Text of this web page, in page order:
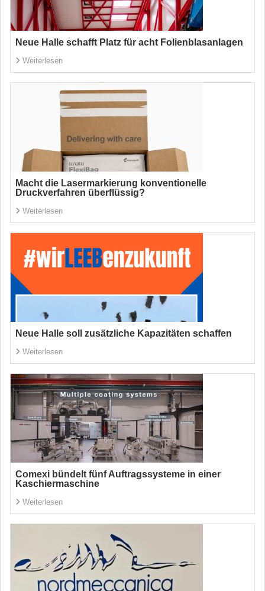
Neue Halle schafft Platz für acht Folienblasanlagen
Weiterlesen
Macht die Lasermarkierung konventionelle
Druckverfahren überflüssig?
Weiterlesen
Neue Halle soll zusätzliche Kapazitäten schaffen
Weiterlesen
Comexi bündelt fünf Auftragssysteme in einer
Kaschiermaschine
Weiterlesen